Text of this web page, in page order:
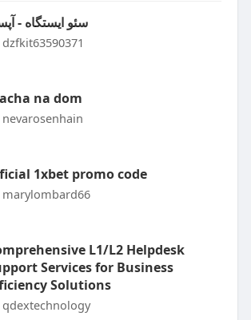
سئو ایستگاه -
dzfkit63590371
na dom
nevarosenhain
1xbet promo code
marylombard66
L1/L2 Helpdesk
Services for Business
Solutions
qdextechnology